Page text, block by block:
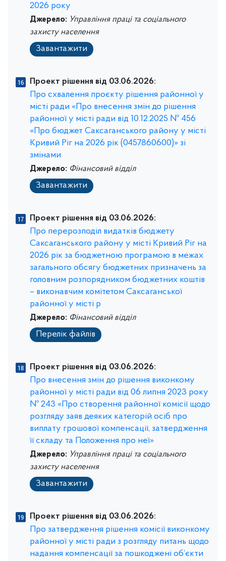
2026 року
Джерело: Управління праці та соціального
захисту населення
Завантажити
Проект рішення від 03.06.2026:
Про схвалення проєкту рішення районної у
місті ради «Про внесення змін до рішення
районної у місті ради від 10.12.2025 № 456
«Про бюджет Саксаганського району у місті
Кривий Ріг на 2026 рік (0457860600)» зі
змінами
Джерело: Фінансовий відділ
Завантажити
Проект рішення від 03.06.2026:
Про перерозподіл видатків бюджету
Саксаганського району у місті Кривий Ріг на
2026 рік за бюджетною програмою в межах
загального обсягу бюджетних призначень за
головним розпорядником бюджетних коштів
– виконавчим комітетом Саксаганської
районної у місті р
Джерело: Фінансовий відділ
Перелік файлів
Проект рішення від 03.06.2026:
Про внесення змін до рішення виконкому
районної у місті ради від 06 липня 2023 року
№ 243 «Про створення районної комісії щодо
розгляду заяв деяких категорій осіб про
виплату грошової компенсації, затвердження
її складу та Положення про неї»
Джерело: Управління праці та соціального
захисту населення
Завантажити
Проект рішення від 03.06.2026:
Про затвердження рішення комісії виконкому
районної у місті ради з розгляду питань щодо
надання компенсації за пошкоджені об’єкти